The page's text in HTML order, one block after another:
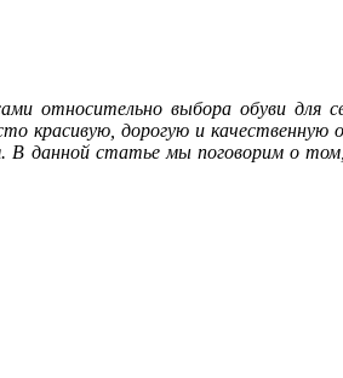
относительно выбора обуви для
красивую, дорогую и качественную
В данной статье мы поговорим о